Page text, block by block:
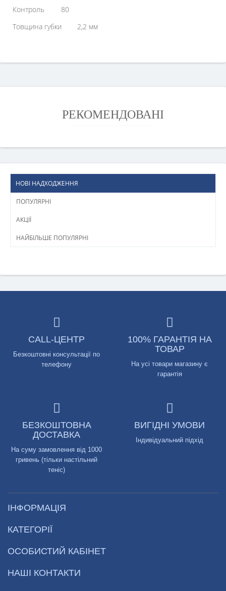
Контроль
80
Товщина губки
2,2 мм
РЕКОМЕНДОВАНІ
НОВІ НАДХОДЖЕННЯ
ПОПУЛЯРНІ
АКЦІЇ
НАЙБІЛЬШЕ ПОПУЛЯРНІ
CALL-ЦЕНТР
Безкоштовні консультації по
телефону
100% ГАРАНТІЯ НА
ТОВАР
На усі товари магазину є
гарантія
БЕЗКОШТОВНА
ДОСТАВКА
На суму замовлення від 1000
гривень (тільки настільний
теніс)
ВИГІДНІ УМОВИ
Індивідуальний підхід
ІНФОРМАЦІЯ
КАТЕГОРІЇ
ОСОБИСТИЙ КАБІНЕТ
НАШІ КОНТАКТИ